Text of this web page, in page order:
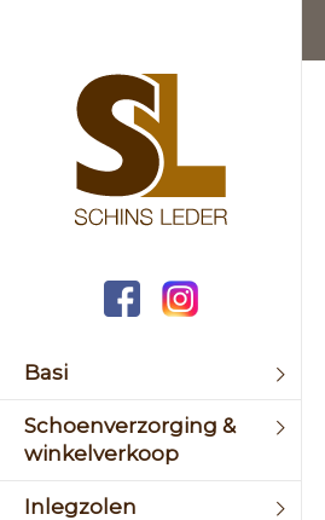
Basi
Schoenverzorging &
winkelverkoop
Inlegzolen